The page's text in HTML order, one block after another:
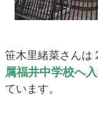
笹木里緒菜さんは
属福井中学校へ
ています。